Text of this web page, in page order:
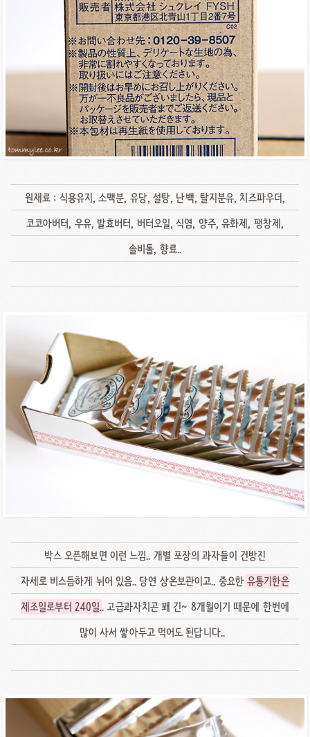
원재료 : 식용유지, 소맥분, 유당, 설탕, 난백, 탈지분유, 치즈파우더,
코코아버터, 우유, 발효버터, 버터오일, 식염, 양주, 유화제, 팽창제,
솔비톨, 향료..
박스 오픈해보면 이런 느낌.. 개별 포장의 과자들이 건방진
자세로 비스듬하게 뉘어 있음.. 당연 상온보관이고.. 중요한유통기한은
제조일로부터 240일.. 고급과자치곤 꽤 긴~ 8개월이기 때문에 한번에
많이 사서 쌓아두고 먹어도 된답니다..